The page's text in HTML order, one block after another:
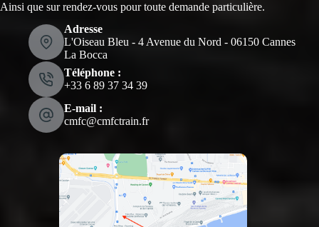
Ainsi que sur rendez-vous pour toute demande particulière.
Adresse
L'Oiseau Bleu - 4 Avenue du Nord - 06150 Cannes
La Bocca
Téléphone :
‭+33 6 89 37 34 39‬
E-mail :
cmfc@cmfctrain.fr